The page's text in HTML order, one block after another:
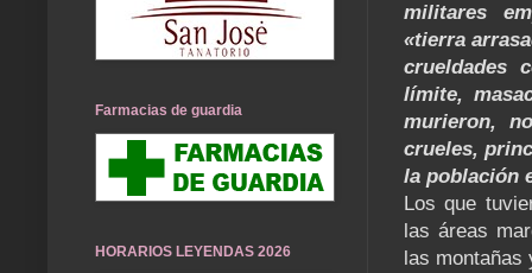
militares
«tierra
crueldades
límite,
murieron,
crueles,
la población
Los que
las áreas
las
Farmacias de guardia
HORARIOS LEYENDAS 2026